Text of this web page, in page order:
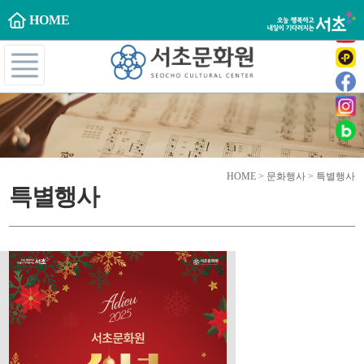
HOME
HOME > 문화행사 > 특별행사
특별행사